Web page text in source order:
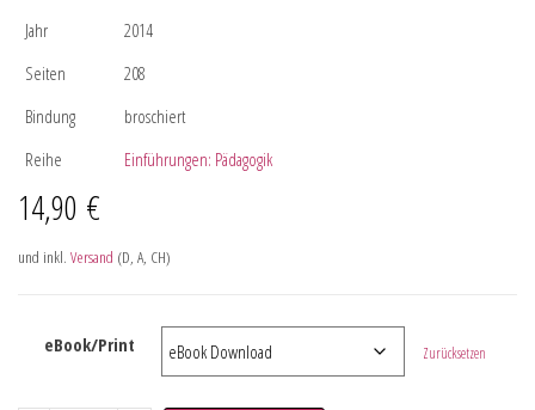
Jahr
2014
Seiten
208
Bindung
broschiert
Reihe
Einführungen: Pädagogik
14,90 €
und inkl. Versand (D, A, CH)
eBook/Print Zurücksetzen